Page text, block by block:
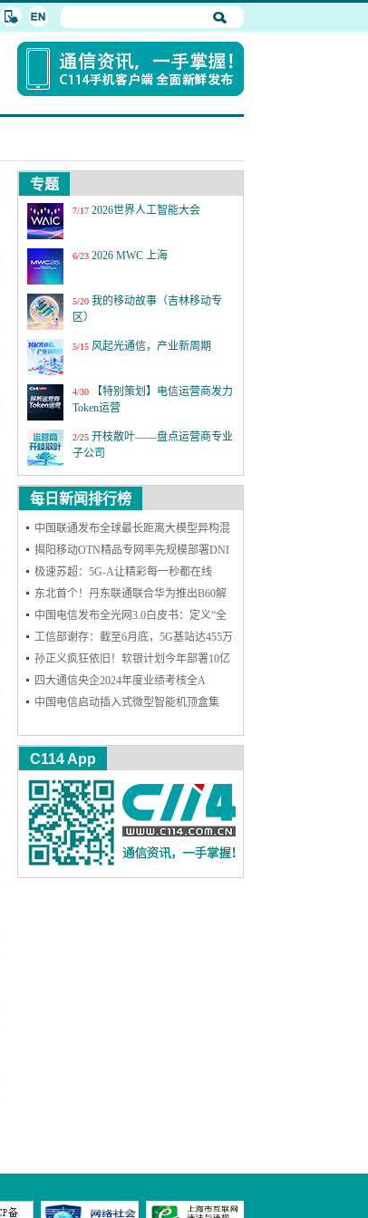
专题
7/17 2026世界人工智能大会
6/23 2026 MWC 上海
5/20 我的移动故事（吉林移动专
区）
5/15 风起光通信，产业新周期
4/30
【特别策划】电信运营商发力
Token运营
2/25 开枝散叶——盘点运营商专业
子公司
MWC26世界移动通信大会
12/18 第四届6G前沿技术与趋势论
坛
11/19 激情全运 移起AI：5G-A全民
看全运 粤近粤精彩
11/18 上海铁塔十一周年：善建不
拔十一载，锐意进取向未来
9/24 2025年中国国际信息通信展览
会
9/9 第二十六届中国国际光电博览
每日新闻排行榜
中国联通发布全球最长距离大模型异构混
训成果
揭阳移动OTN精品专网率先规模部署DNI
保护，实现高可靠能力再升级
极速苏超：5G-A让精彩每一秒都在线
东北首个！丹东联通联合华为推出B60解
决方案，一站式护航企业网络和安防
中国电信发布全光网3.0白皮书：定义“全
光智联”，2030年能力基本达成
工信部谢存：截至6月底，5G基站达455万
个 5G用户达11.18亿户
孙正义疯狂依旧！软银计划今年部署10亿
个AI智能体
四大通信央企2024年度业绩考核全A
中国电信启动插入式微型智能机顶盒集
C114 App